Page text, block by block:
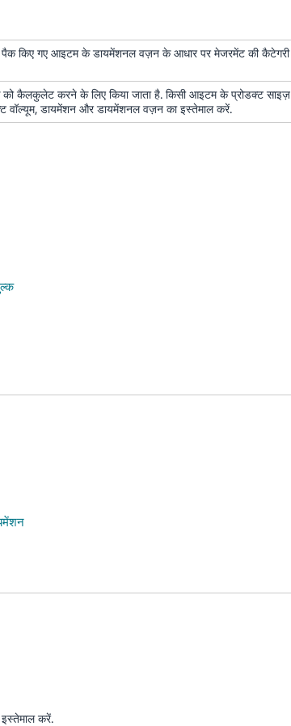
किए गए आइटम के डायमेंशनल वज़न के आधार पर मेजरमेंट की कैटेगरी
कैलकुलेट करने के लिए किया जाता है. किसी आइटम के प्रोडक्ट साइज़
वॉल्यूम, डायमेंशन और डायमेंशनल वज़न का इस्तेमाल करें.
करें.